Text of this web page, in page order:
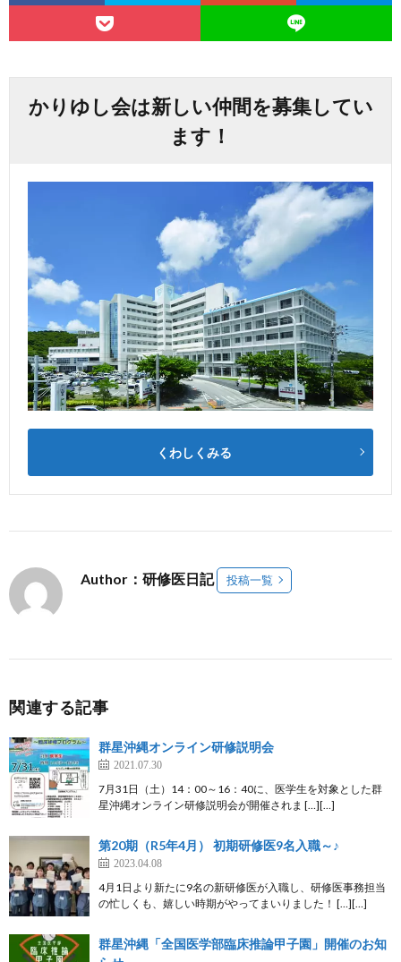
かりゆし会は新しい仲間を募集してい
ます！
くわしくみる
Author：研修医日記 投稿一覧
関連する記事
群星沖縄オンライン研修説明会
2021.07.30
7月31日（土）14：00～16：40に、医学生を対象とした群
星沖縄オンライン研修説明会が開催されま […][…]
第20期（R5年4月） 初期研修医9名入職～♪
2023.04.08
4月1日より新たに9名の新研修医が入職し、研修医事務担当
の忙しくも、嬉しい時期がやってまいりました！ […][…]
群星沖縄「全国医学部臨床推論甲子園」開催のお知